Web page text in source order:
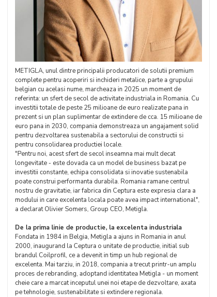
METIGLA, unul dintre principalii producatori de solutii premium
complete pentru acoperiri si inchideri metalice, parte a grupului
belgian cu acelasi nume, marcheaza in 2025 un moment de
referinta: un sfert de secol de activitate industriala in Romania. Cu
investitii totale de peste 25 milioane de euro realizate pana in
prezent si un plan suplimentar de extindere de cca. 15 milioane de
euro pana in 2030, compania demonstreaza un angajament solid
pentru dezvoltarea sustenabila a sectorului de constructii si
pentru consolidarea productiei locale.
"Pentru noi, acest sfert de secol inseamna mai mult decat
longevitate - este dovada ca un model de business bazat pe
investitii constante, echipa consolidata si inovatie sustenabila
poate construi performanta durabila. Romania ramane centrul
nostru de gravitatie, iar fabrica din Ceptura este expresia clara a
modului in care excelenta locala poate avea impact international",
a declarat Olivier Somers, Group CEO, Metigla.
De la prima linie de productie, la excelenta industriala
Fondata in 1984 in Belgia, Metigla a ajuns in Romania in anul
2000, inaugurand la Ceptura o unitate de productie, initial sub
brandul Coilprofil, ce a devenit in timp un hub regional de
excelenta. Mai tarziu, in 2018, compania a trecut printr-un amplu
proces de rebranding, adoptand identitatea Metigla - un moment
cheie care a marcat inceputul unei noi etape de dezvoltare, axata
pe tehnologie, sustenabilitate si extindere regionala.